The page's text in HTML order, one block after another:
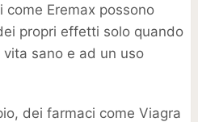
Eremax possono
propri effetti solo quando
sano e ad un uso
dei farmaci come Viagra